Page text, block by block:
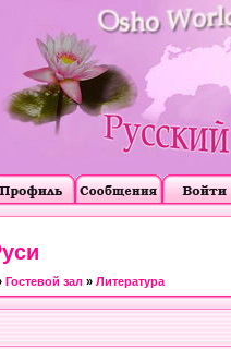
Гостевой зал » Литература